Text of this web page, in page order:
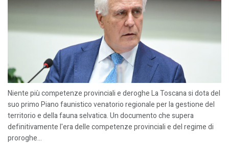
Niente più competenze provinciali e deroghe La Toscana si dota del
suo primo Piano faunistico venatorio regionale per la gestione del
territorio e della fauna selvatica. Un documento che supera
definitivamente l'era delle competenze provinciali e del regime di
proroghe...